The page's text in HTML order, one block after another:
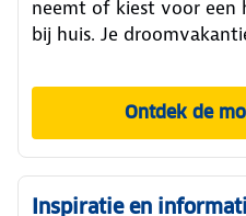
neemt of kiest voor een
bij huis. Je
Ontdek de
Inspiratie en